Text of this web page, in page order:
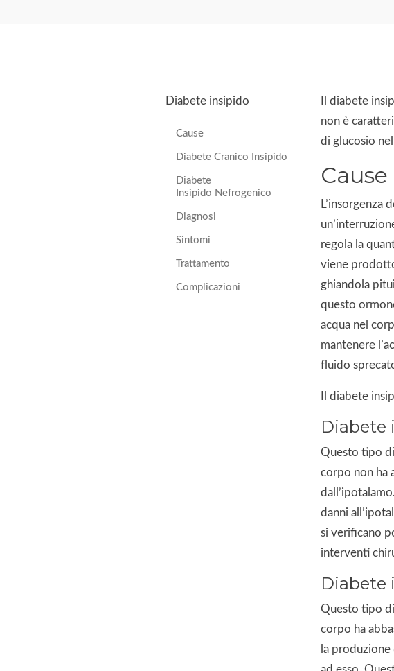
Diabete insipido
Cause
Diabete Cranico Insipido
Diabete
Insipido Nefrogenico
Diagnosi
Sintomi
Trattamento
Complicazioni
Il diabete
non è
di glucosio nel
Cause
L’insorgenza
regola la
viene
ghiandola
questo
acqua nel
mantenere
fluido
Il diabete
Diabete
Questo tipo
corpo non ha
danni
si verificano
interventi
Diabete
Questo tipo
corpo ha
la produzione